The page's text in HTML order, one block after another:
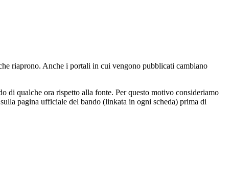
riaprono. Anche i portali in cui vengono pubblicati cambiano
di qualche ora rispetto alla fonte. Per questo motivo consideriamo
pagina ufficiale del bando (linkata in ogni scheda) prima di